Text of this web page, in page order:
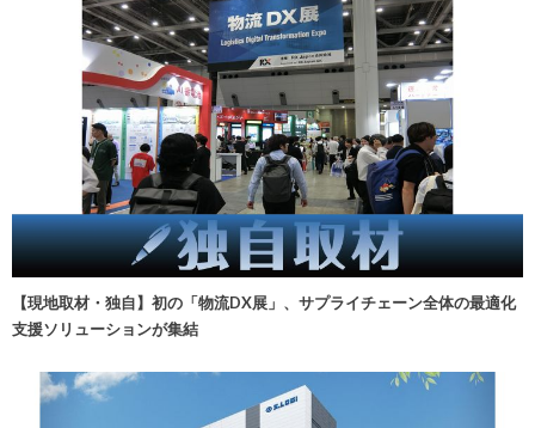
【現地取材・独自】初の「物流DX展」、サプライチェーン全体の最適化
支援ソリューションが集結